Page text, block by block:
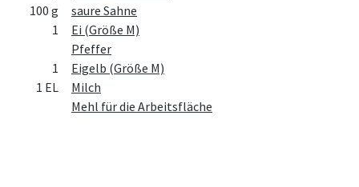
100 g
saure Sahne
1
Ei (Größe M)
Pfeffer
1
Eigelb (Größe M)
1 EL
Milch
Mehl für die Arbeitsfläche